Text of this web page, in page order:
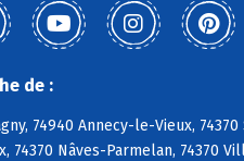
de :
74940 Annecy-le-Vieux,
74370 Nâves-Parmelan, 74370